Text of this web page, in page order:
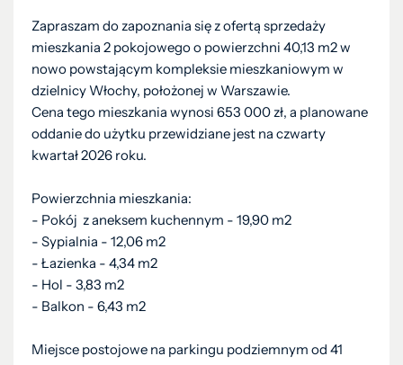
Zapraszam do zapoznania się z ofertą sprzedaży
mieszkania 2 pokojowego o powierzchni 40,13 m2 w
nowo powstającym kompleksie mieszkaniowym w
dzielnicy Włochy, położonej w Warszawie.
Cena tego mieszkania wynosi 653 000 zł, a planowane
oddanie do użytku przewidziane jest na czwarty
kwartał 2026 roku.
Powierzchnia mieszkania:
- Pokój z aneksem kuchennym - 19,90 m2
- Sypialnia - 12,06 m2
- Łazienka - 4,34 m2
- Hol - 3,83 m2
- Balkon - 6,43 m2
Miejsce postojowe na parkingu podziemnym od 41